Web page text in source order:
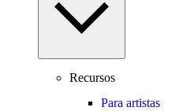
Recursos
Para artistas